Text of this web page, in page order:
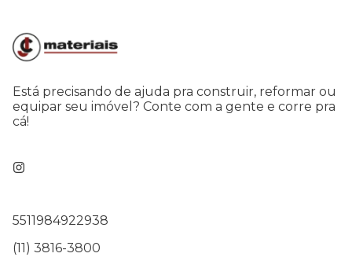
Está precisando de ajuda pra construir, reformar ou
equipar seu imóvel? Conte com a gente e corre pra
cá!
5511984922938
(11) 3816-3800